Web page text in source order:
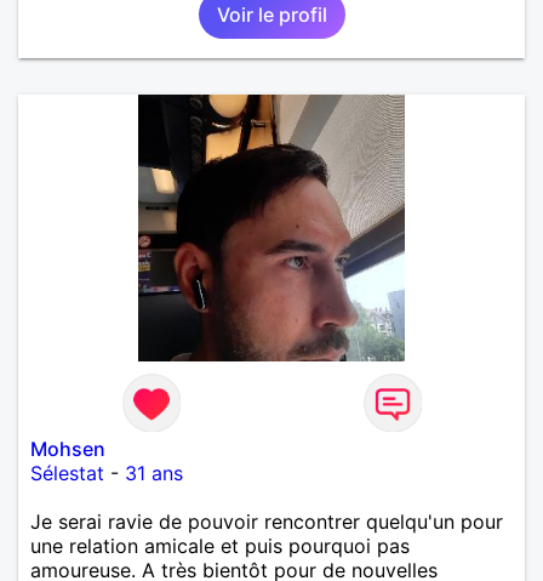
Voir le profil
Mohsen
Sélestat - 31 ans
Je serai ravie de pouvoir rencontrer quelqu'un pour
une relation amicale et puis pourquoi pas
amoureuse. A très bientôt pour de nouvelles